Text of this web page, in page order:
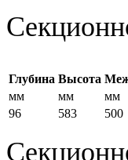
Глубина Высота
мм
мм мм
96
583 500